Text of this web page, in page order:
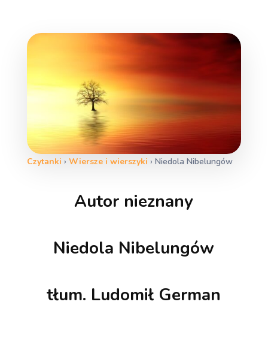
Czytanki › Wiersze i wierszyki › Niedola Nibelungów
Autor nieznany
Niedola Nibelungów
tłum. Ludomił German